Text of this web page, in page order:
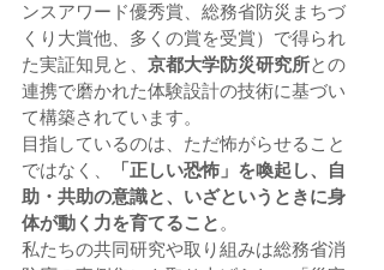
ンスアワード優秀賞、総務省防災まちづ
くり大賞他、多くの賞を受賞）で得られ
た実証知見と、 京都大学防災研究所との
連携で磨かれた体験設計の技術に基づい
て構築されています。
目指しているのは、ただ怖がらせること
ではなく、
「正しい恐怖」を喚起し、自
助・共助の意識と、いざというときに身
体が動く力を育てること。
私たちの共同研究や取り組みは総務省消